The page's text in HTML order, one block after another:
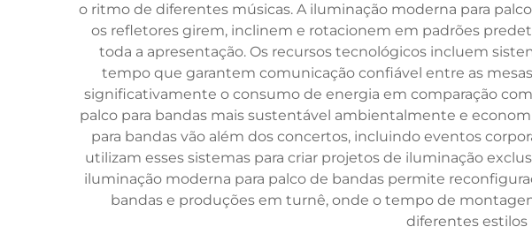
o ritmo de diferentes músicas. A iluminação moderna para
os refletores girem, inclinem e rotacionem em padrões
toda a apresentação. Os recursos tecnológicos incluem
tempo que garantem comunicação confiável entre as
significativamente o consumo de energia em comparação
palco para bandas mais sustentável ambientalmente e
para bandas vão além dos concertos, incluindo eventos
utilizam esses sistemas para criar projetos de iluminação
iluminação moderna para palco de bandas permite
bandas e produções em turnê, onde o tempo de
diferentes estilos